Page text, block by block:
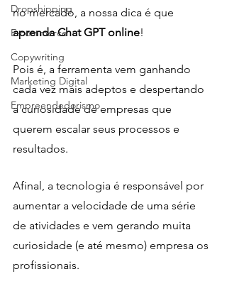
Dropshipping
E-commerce
Copywriting
Marketing Digital
Empreendedorismo
no mercado, a nossa dica é que
aprenda Chat GPT online!
Pois é, a ferramenta vem ganhando
cada vez mais adeptos e despertando
a curiosidade de empresas que
querem escalar seus processos e
resultados.
Afinal, a tecnologia é responsável por
aumentar a velocidade de uma série
de atividades e vem gerando muita
curiosidade (e até mesmo) empresa os
profissionais.